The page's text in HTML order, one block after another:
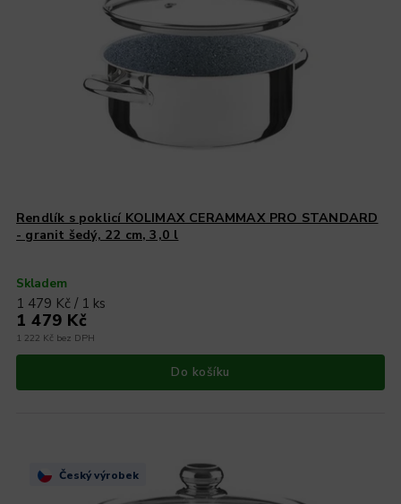
Rendlík s poklicí KOLIMAX CERAMMAX PRO STANDARD
- granit šedý, 22 cm, 3,0 l
Skladem
1 222 Kč bez DPH
1 479 Kč
1 479 Kč / 1 ks
Do košíku
Český výrobek